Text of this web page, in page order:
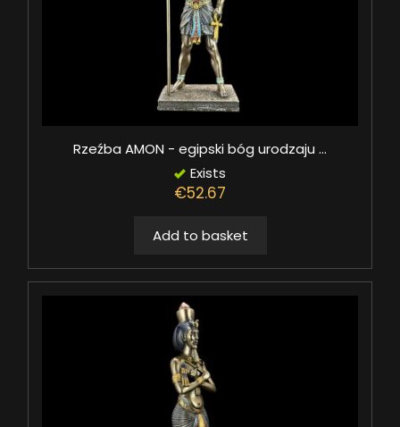
Rzeźba AMON - egipski bóg urodzaju ...
Exists
€52.67
Add to basket